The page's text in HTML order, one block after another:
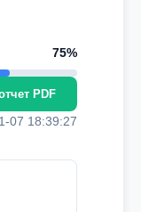
75%
PDF
07 18:39:27